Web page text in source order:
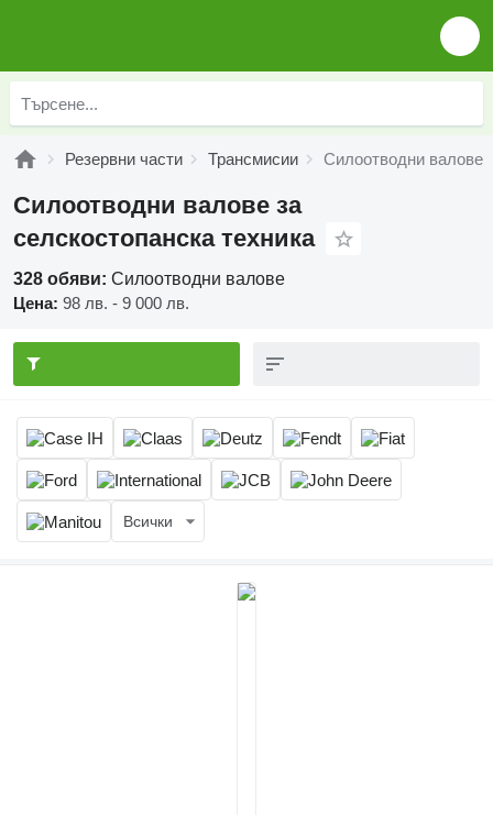
Резервни части Трансмисии Силоотводни валове
Силоотводни валове за
селскостопанска техника
328 обяви: Силоотводни валове
Цена: 98 лв. - 9 000 лв.
Всички